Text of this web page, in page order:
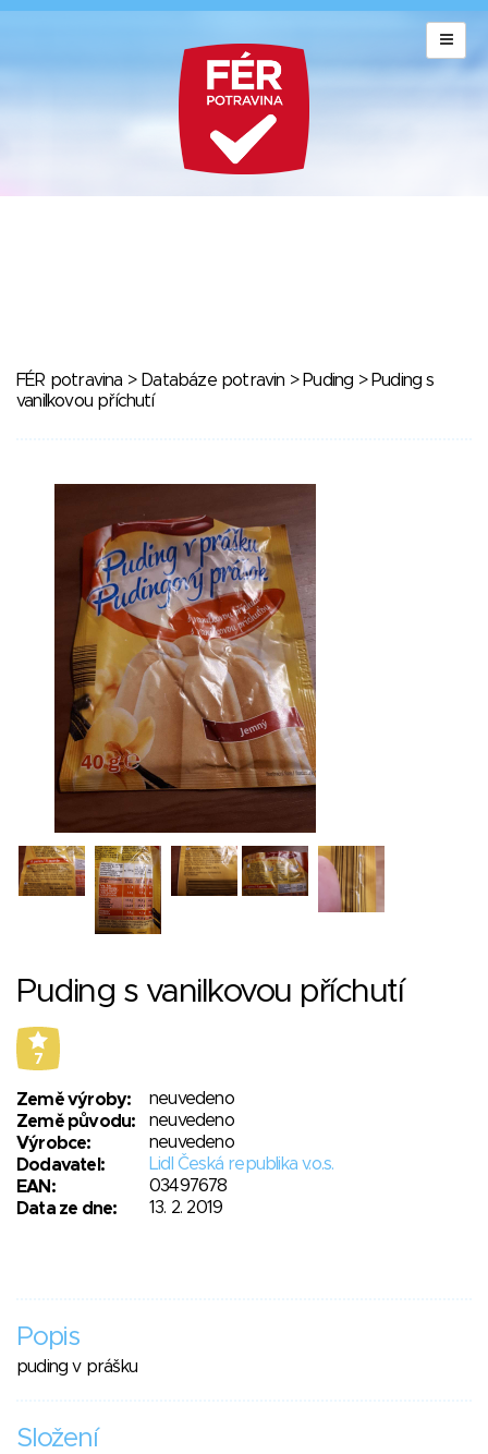
FÉR potravina > Databáze potravin > Puding > Puding s
vanilkovou příchutí
Puding s vanilkovou příchutí
7
Země výroby:
neuvedeno
Země původu:
neuvedeno
Výrobce:
neuvedeno
Dodavatel:
Lidl Česká republika v.o.s.
EAN:
03497678
Data ze dne:
13. 2. 2019
Popis
puding v prášku
Složení